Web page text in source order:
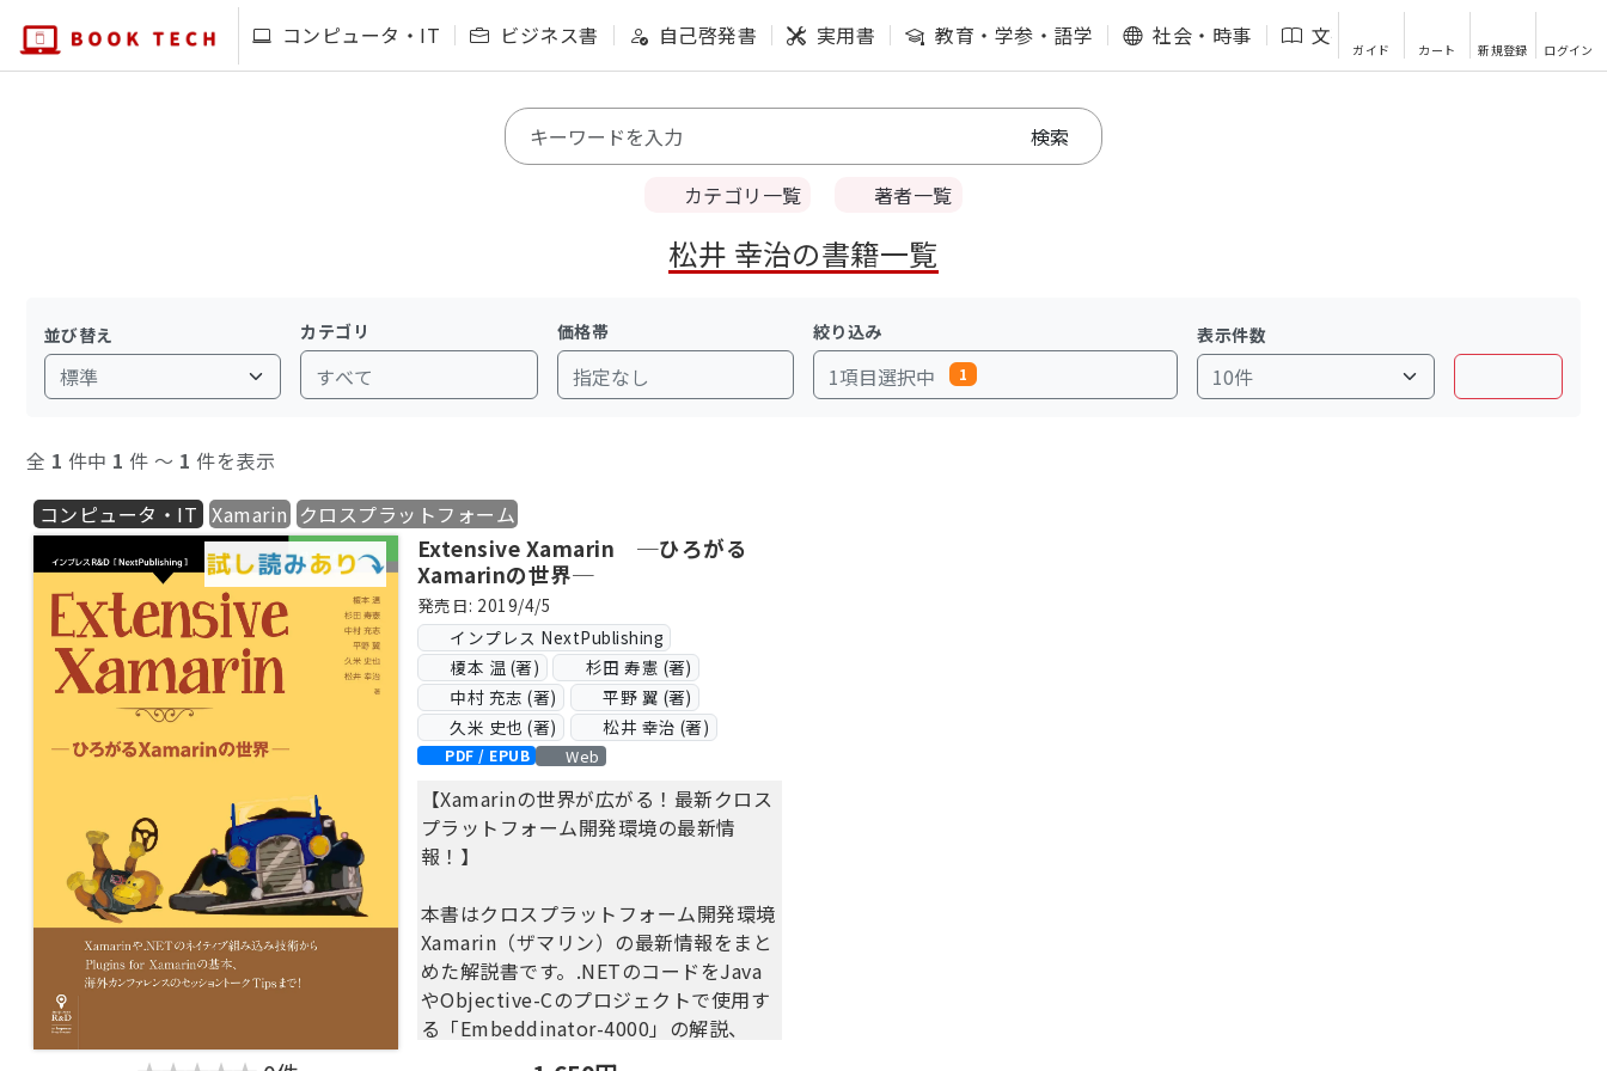
コンピュータ・IT ビジネス書 自己啓発書 実用書 教育・学参・語学 社会・時事 文芸・エッセイ
ガイド カート 新規登録 ログイン
カテゴリ一覧 著者一覧
松井 幸治の書籍一覧
並び替え カテゴリ
すべて
価格帯
指定なし
絞り込み
1項目選択中 1
表示件数
全 1 件中 1 件 〜 1 件を表示
コンピュータ・IT Xamarin クロスプラットフォーム
Extensive Xamarin ─ひろがる
Xamarinの世界─
発売日: 2019/4/5
インプレス NextPublishing
榎本 温 (著)
杉田 寿憲 (著)
中村 充志 (著)
平野 翼 (著)
久米 史也 (著)
松井 幸治 (著)
PDF / EPUB Web
【Xamarinの世界が広がる！最新クロス
プラットフォーム開発環境の最新情
報！】
本書はクロスプラットフォーム開発環境
Xamarin（ザマリン）の最新情報をまと
めた解説書です。.NETのコードをJava
やObjective-Cのプロジェクトで使用す
る「Embeddinator-4000」の解説、
Xamarin.Macアプリケーションを作成し